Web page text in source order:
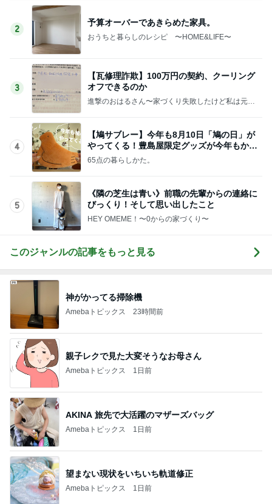
2
予算オーバーであきらめた家具。
おうちと暮らしのレシピ 〜HOME&LIFE〜
3
【瓦修理詐欺】100万円の契約、クーリング
オフできるのか
進撃のおはるさん〜家づくり失敗したけど私は元気
4
【鳩サブレー】今年も8月10日「鳩の日」が
やってくる！豊島屋限定グッズが今年もかわ
いすぎる♡
65点の暮らしかた。
5
《隣の芝生は青い》前職の先輩からの連絡に
びっくり！そして思い出したこと
HEY OMEME！〜0からの家づくり〜
このジャンルの記事をもっと見る
神がかってる掃除機
Amebaトピックス 23時間前
親子レクで見た大変そうなお母さん
Amebaトピックス 1日前
AKINA 旅先で大活躍のマザーズバッグ
Amebaトピックス 1日前
望まない現状をいちいち軌道修正
Amebaトピックス 1日前